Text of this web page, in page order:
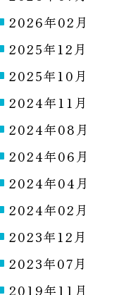
2026年02月
2025年12月
2025年10月
2024年11月
2024年08月
2024年06月
2024年04月
2024年02月
2023年12月
2023年07月
2019年11月